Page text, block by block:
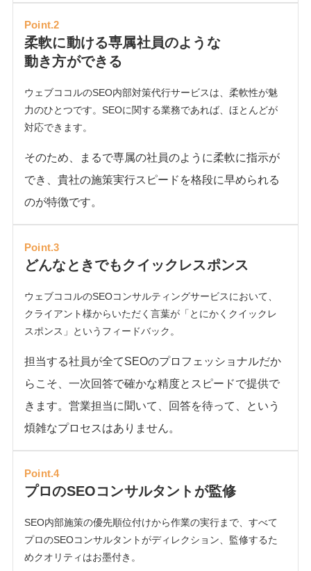
Point.2
柔軟に動ける専属社員のような
動き方ができる
ウェブココルのSEO内部対策代行サービスは、柔軟性が魅
力のひとつです。SEOに関する業務であれば、ほとんどが
対応できます。
そのため、まるで専属の社員のように柔軟に指示が
でき、貴社の施策実行スピードを格段に早められる
のが特徴です。
Point.3
どんなときでもクイックレスポンス
ウェブココルのSEOコンサルティングサービスにおいて、
クライアント様からいただく言葉が「とにかくクイックレ
スポンス」というフィードバック。
担当する社員が全てSEOのプロフェッショナルだか
らこそ、一次回答で確かな精度とスピードで提供で
きます。営業担当に聞いて、回答を待って、という
煩雑なプロセスはありません。
Point.4
プロのSEOコンサルタントが監修
SEO内部施策の優先順位付けから作業の実行まで、すべて
プロのSEOコンサルタントがディレクション、監修するた
めクオリティはお墨付き。